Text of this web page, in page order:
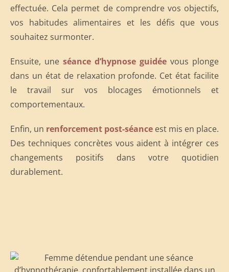
effectuée. Cela permet de comprendre vos objectifs,
vos habitudes alimentaires et les défis que vous
souhaitez surmonter.
Ensuite, une séance d’hypnose guidée vous plonge
dans un état de relaxation profonde. Cet état facilite
le travail sur vos blocages émotionnels et
comportementaux.
Enfin, un renforcement post-séance est mis en place.
Des techniques concrètes vous aident à intégrer ces
changements positifs dans votre quotidien
durablement.